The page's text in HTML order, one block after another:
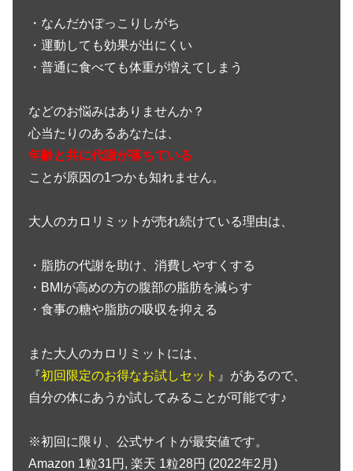
・なんだかぽっこりしがち
・運動しても効果が出にくい
・普通に食べても体重が増えてしまう
などのお悩みはありませんか？
心当たりのあるあなたは、
年齢と共に代謝が落ちている
ことが原因の1つかも知れません。
大人のカロリミットが売れ続けている理由は、
・脂肪の代謝を助け、消費しやすくする
・BMIが高めの方の腹部の脂肪を減らす
・食事の糖や脂肪の吸収を抑える
また大人のカロリミットには、
『初回限定のお得なお試しセット 』があるので、
自分の体にあうか試してみることが可能です♪
※初回に限り、公式サイトが最安値です。
Amazon 1粒31円, 楽天 1粒28円 (2022年2月)